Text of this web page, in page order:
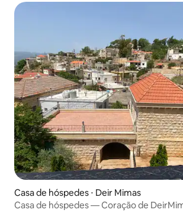
Casa de hóspedes ⋅ Deir Mimas
Casa de hóspedes — Coração de